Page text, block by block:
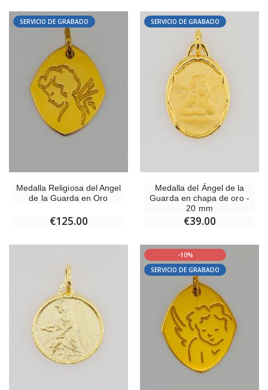
SERVICIO DE GRABADO
Medalla Religiosa del Angel
de la Guarda en Oro
€125.00
SERVICIO DE GRABADO
Medalla del Ángel de la
Guarda en chapa de oro -
20 mm
€39.00
-10%
SERVICIO DE GRABADO